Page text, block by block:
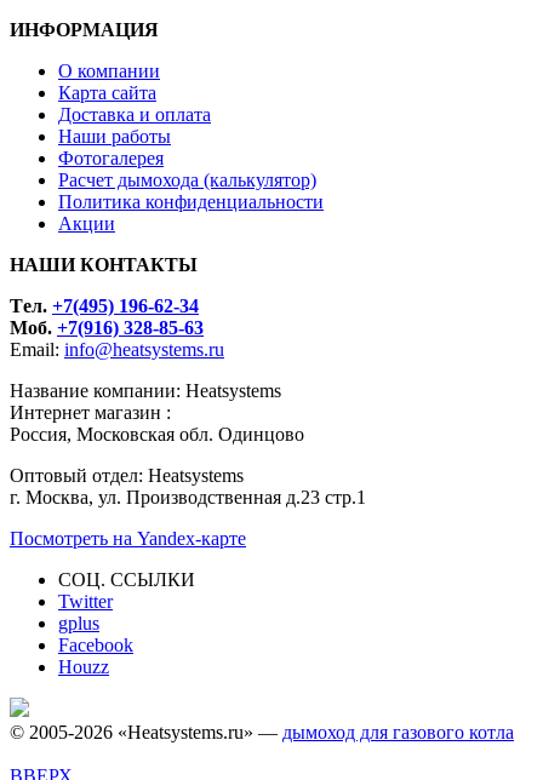
ИНФОРМАЦИЯ
О компании
Карта сайта
Доставка и оплата
Наши работы
Фотогалерея
Расчет дымохода (калькулятор)
Политика конфиденциальности
Акции
НАШИ КОНТАКТЫ
Tел. +7(495) 196-62-34
Моб. +7(916) 328-85-63
Email: info@heatsystems.ru
Название компании: Heatsystems
Интернет магазин :
Россия, Московская обл. Одинцово
Оптовый отдел: Heatsystems
г. Москва, ул. Производственная д.23 стр.1
Посмотреть на Yandex-карте
СОЦ. ССЫЛКИ
Twitter
gplus
Facebook
Houzz
© 2005-2026 «Heatsystems.ru» — дымоход для газового котла
ВВЕРХ